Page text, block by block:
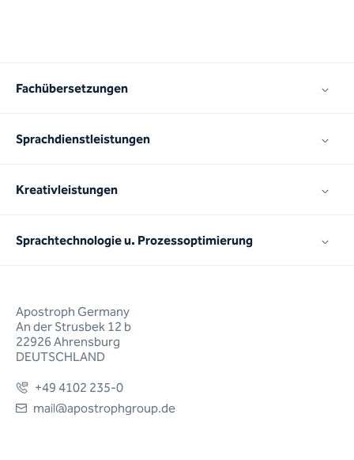
Apostroph Germany
An der Strusbek 12 b
22926 Ahrensburg
DEUTSCHLAND
+49 4102 235-0
mail@apostrophgroup.de
Fachübersetzungen
Sprachdienstleistungen
Kreativleistungen
Sprachtechnologie u. Prozessoptimierung